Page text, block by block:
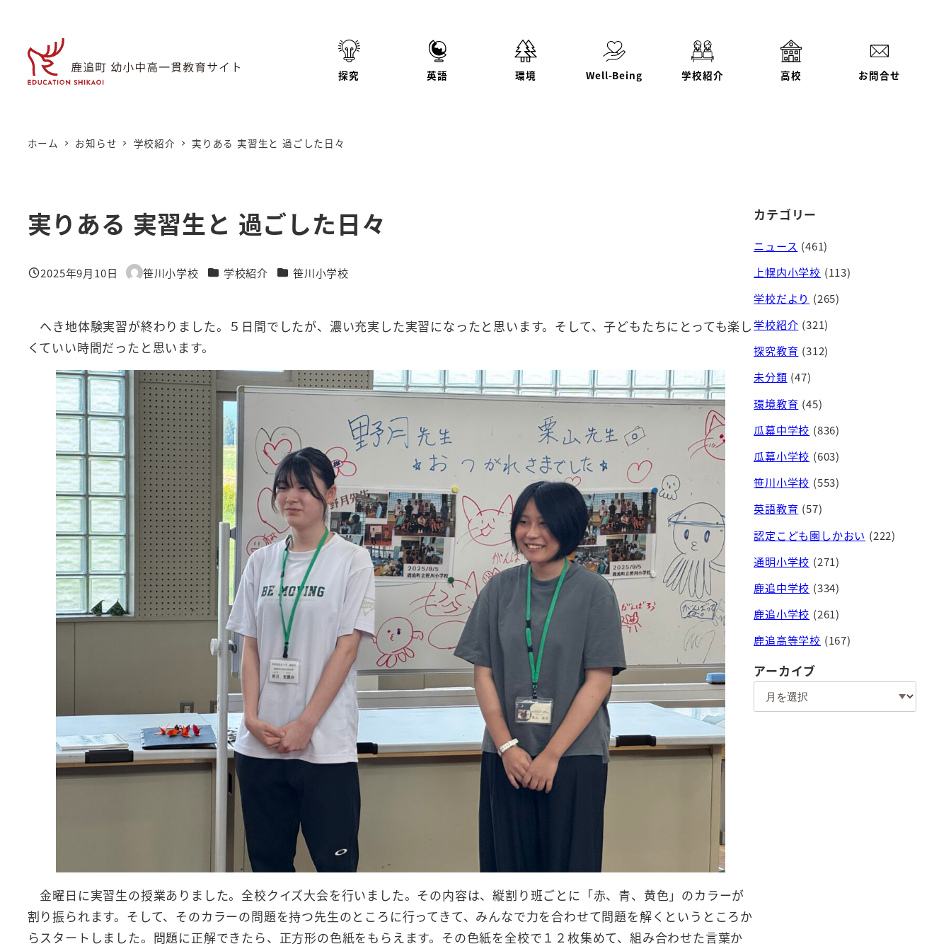
探究 英語 環境 Well-Being 学校紹介 高校 お問合せ
ホーム お知らせ 学校紹介 実りある 実習生と 過ごした日々
実りある 実習生と 過ごした日々
投稿日
2025年9月10日
著
笹川小学校 カテゴリー
学校紹介 カテゴリー
笹川小学校
へき地体験実習が終わりました。５日間でしたが、濃い充実した実習になったと思います。そして、子どもたちにとっても楽し
くていい時間だったと思います。
金曜日に実習生の授業ありました。全校クイズ大会を行いました。その内容は、縦割り班ごとに「赤、青、黄色」のカラーが
割り振られます。そして、そのカラーの問題を持つ先生のところに行ってきて、みんなで力を合わせて問題を解くというところか
らスタートしました。問題に正解できたら、正方形の色紙をもらえます。その色紙を全校で１２枚集めて、組み合わせた言葉か
カテゴリー
ニュース (461)
上幌内小学校 (113)
学校だより (265)
学校紹介 (321)
探究教育 (312)
未分類 (47)
環境教育 (45)
瓜幕中学校 (836)
瓜幕小学校 (603)
笹川小学校 (553)
英語教育 (57)
認定こども園しかおい (222)
通明小学校 (271)
鹿追中学校 (334)
鹿追小学校 (261)
鹿追高等学校 (167)
アーカイブ